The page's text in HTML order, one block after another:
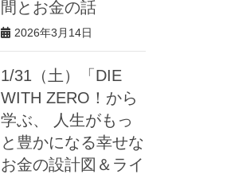
間とお金の話
2026年3月14日
1/31（土）「DIE
WITH ZERO！から
学ぶ、 人生がもっ
と豊かになる幸せな
お金の設計図＆ライ